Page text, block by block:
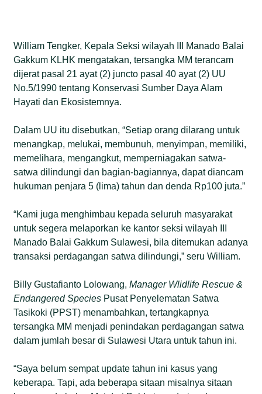
William Tengker, Kepala Seksi wilayah III Manado Balai
Gakkum KLHK mengatakan, tersangka MM terancam
dijerat pasal 21 ayat (2) juncto pasal 40 ayat (2) UU
No.5/1990 tentang Konservasi Sumber Daya Alam
Hayati dan Ekosistemnya.
Dalam UU itu disebutkan, “Setiap orang dilarang untuk
menangkap, melukai, membunuh, menyimpan, memiliki,
memelihara, mengangkut, memperniagakan satwa-
satwa dilindungi dan bagian-bagiannya, dapat diancam
hukuman penjara 5 (lima) tahun dan denda Rp100 juta.”
“Kami juga menghimbau kepada seluruh masyarakat
untuk segera melaporkan ke kantor seksi wilayah III
Manado Balai Gakkum Sulawesi, bila ditemukan adanya
transaksi perdagangan satwa dilindungi,” seru William.
Billy Gustafianto Lolowang,Manager Wlidlife Rescue &
Endangered Species Pusat Penyelematan Satwa
Tasikoki (PPST) menambahkan, tertangkapnya
tersangka MM menjadi penindakan perdagangan satwa
dalam jumlah besar di Sulawesi Utara untuk tahun ini.
“Saya belum sempat update tahun ini kasus yang
keberapa. Tapi, ada beberapa sitaan misalnya sitaan